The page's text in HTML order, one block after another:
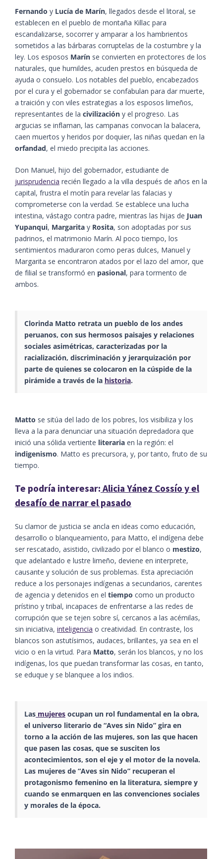
Fernando y Lucía de Marín, llegados desde el litoral, se
establecen en el pueblo de montaña Killac para
escandalizarse, socorrer y amparar a los hambrientos
sometidos a las bárbaras corruptelas de la costumbre y la
ley. Los esposos Marín se convierten en protectores de los
naturales, que humildes, acuden prestos en búsqueda de
ayuda o consuelo. Los notables del pueblo, encabezados
por el cura y el gobernador se confabulan para dar muerte,
a traición y con viles estrategias a los esposos limeños,
representantes de la civilización y el progreso. Las
argucias se inflaman, las campanas convocan la balacera,
caen muertos y heridos por doquier, las niñas quedan en la
orfandad, el miedo precipita las acciones.
Don Manuel, hijo del gobernador, estudiante de
jurisprudencia recién llegado a la villa después de años en la
capital, frustra el motín para revelar las falacias y
comprometerse con la verdad. Se establece una lucha
intestina, vástago contra padre, mientras las hijas de Juan
Yupanqui, Margarita y Rosita, son adoptadas por sus
padrinos, el matrimonio Marín. Al poco tiempo, los
sentimientos maduraron como peras dulces, Manuel y
Margarita se encontraron atados por el lazo del amor, que
de filial se transformó en pasional, para tormento de
ambos.
Clorinda Matto retrata un pueblo de los andes
peruanos, con sus hermosos paisajes y relaciones
sociales asimétricas, caracterizadas por la
racialización, discriminación y jerarquización por
parte de quienes se colocaron en la cúspide de la
pirámide a través de la historia.
Matto se sitúa del lado de los pobres, los visibiliza y los
lleva a la para denunciar una situación depredadora que
inició una sólida vertiente literaria en la región: el
indigenismo. Matto es precursora, y, por tanto, fruto de su
tiempo.
Te podría interesar: Alicia Yánez Cossío y el
desafío de narrar el pasado
Su clamor de justicia se ancla en ideas como educación,
desarrollo o blanqueamiento, para Matto, el indígena debe
ser rescatado, asistido, civilizado por el blanco o mestizo,
que adelantado e lustre limeño, deviene en interprete,
causante y solución de sus problemas. Esta apreciación
reduce a los personajes indígenas a secundarios, carentes
de agencia y detenidos en el tiempo como un producto
prístino y tribal, incapaces de enfrentarse a las redes de
corrupción que se tejen sobre sí, cercanos a las acémilas,
sin iniciativa, inteligencia o creatividad. En contraste, los
blancos son astutísimos, audaces, brillantes, ya sea en el
vicio o en la virtud. Para Matto, serán los blancos, y no los
indígenas, los que puedan transformar las cosas, en tanto,
se eduque y se blanquee a los indios.
Las mujeres ocupan un rol fundamental en la obra,
el universo literario de “Aves sin Nido” gira en
torno a la acción de las mujeres, son las que hacen
que pasen las cosas, que se susciten los
acontecimientos, son el eje y el motor de la novela.
Las mujeres de “Aves sin Nido” recuperan el
protagonismo femenino en la literatura, siempre y
cuando se enmarquen en las convenciones sociales
y morales de la época.